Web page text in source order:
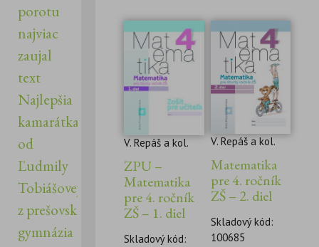
porotu
najviac
zaujal
text
Najlepšia
kamarátka
od
Ľudmily
Tobiášovej
z prešovského
gymnázia
V. Repáš a kol.
ZPU –
Matematika
pre 4. ročník
ZŠ – 1. diel
Skladový kód:
V. Repáš a kol.
Matematika
pre 4. ročník
ZŠ – 2. diel
Skladový kód:
100685